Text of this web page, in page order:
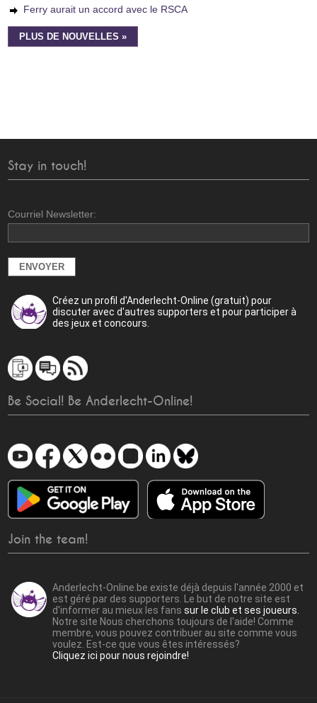
Ferry aurait un accord avec le RSCA
PLUS DE NOUVELLES »
Stay in touch!
Courriel Newsletter:
Créez un profil d'Anderlecht-Online (gratuit) pour
discuter avec d'autres supporters et pour participer à
des jeux et concours.
Be Social! Be Anderlecht-Online!
Join the team!
Anderlecht-Online.be existe déjà depuis l'année 2000 et
est géré par des supporters. Le but de notre site est
d'informer au mieux les fanssur le club et ses joueurs.
Notre site Nous cherchons toujours de l'aide! Comme
membre, vous pouvez contribuer au site comme vous
voulez. Est-ce que vous êtes intéressés?
Cliquez ici pour nous rejoindre!